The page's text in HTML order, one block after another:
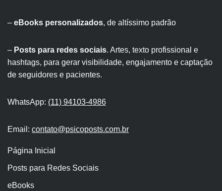
– eBooks personalizados, de altíssimo padrão
– Posts para redes sociais. Artes, texto profissional e
hashtags, para gerar visibilidade, engajamento e captação
de seguidores e pacientes.
WhatsApp: (11) 94103-4986
Email: contato@psicoposts.com.br
Página Inicial
Posts para Redes Sociais
eBooks